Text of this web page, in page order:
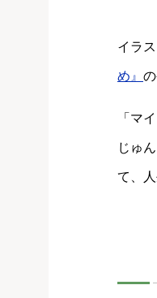
イラ
め』
「マ
じゅ
て、